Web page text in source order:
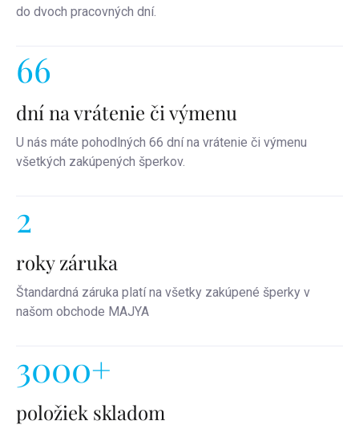
do dvoch pracovných dní.
66
dní na vrátenie či výmenu
U nás máte pohodlných 66 dní na vrátenie či výmenu
všetkých zakúpených šperkov.
2
roky záruka
Štandardná záruka platí na všetky zakúpené šperky v
našom obchode MAJYA
3000+
položiek skladom